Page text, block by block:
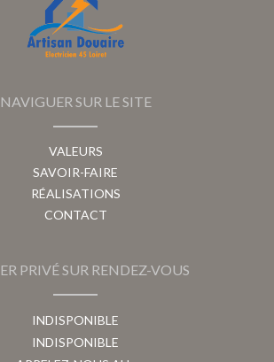
NAVIGUER SUR LE SITE
VALEURS
SAVOIR-FAIRE
RÉALISATIONS
CONTACT
PRIVÉ SUR RENDEZ-VOUS
INDISPONIBLE
INDISPONIBLE